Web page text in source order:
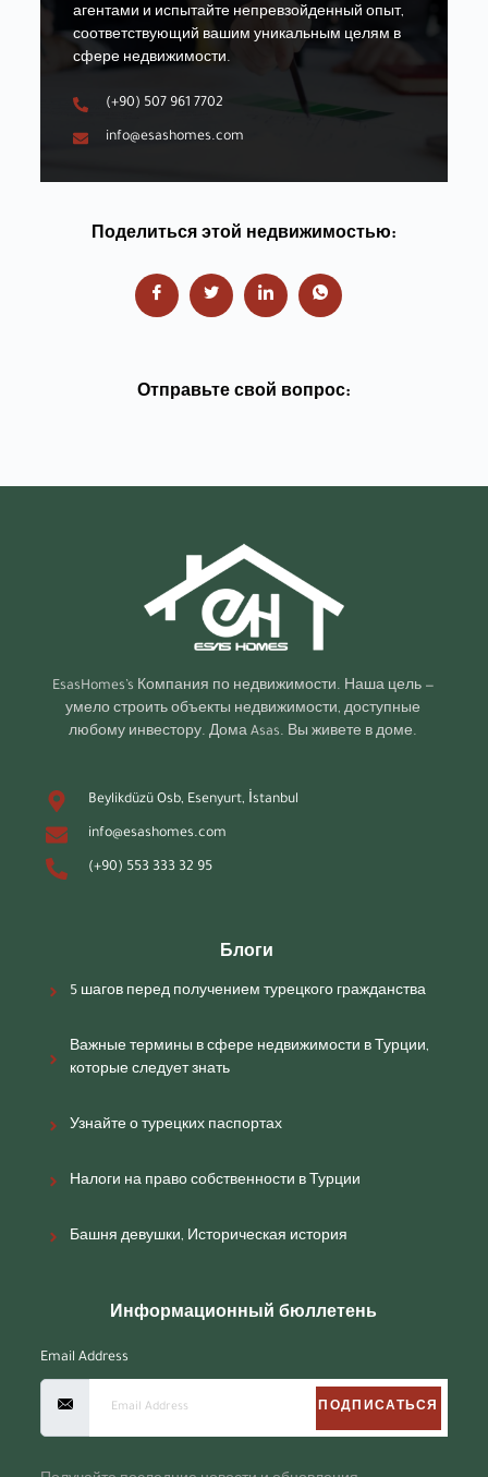
агентами и испытайте непревзойденный опыт,
соответствующий вашим уникальным целям в
сфере недвижимости.
(+90) 507 961 7702
info@esashomes.com
Поделиться этой недвижимостью:
Отправьте свой вопрос:
EsasHomes’s Компания по недвижимости. Наша цель —
умело строить объекты недвижимости, доступные
любому инвестору. Дома Asas. Вы живете в доме.
Beylikdüzü Osb, Esenyurt, İstanbul
info@esashomes.com
(+90) 553 333 32 95
Блоги
5 шагов перед получением турецкого гражданства
Важные термины в сфере недвижимости в Турции,
которые следует знать
Узнайте о турецких паспортах
Налоги на право собственности в Турции
Башня девушки, Историческая история
Информационный бюллетень
Email Address
ПОДПИСАТЬСЯ